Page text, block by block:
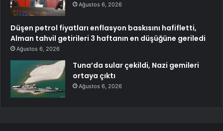
Ağustos 6, 2026
Düşen petrol fiyatları enflasyon baskısını hafifletti,
Alman tahvil getirileri 3 haftanın en düşüğüne geriledi
Ağustos 6, 2026
Tuna’da sular çekildi, Nazi gemileri
ortaya çıktı
Ağustos 6, 2026